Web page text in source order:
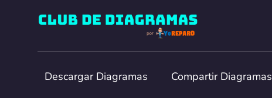
Club de Diagramas
Descargar Diagramas Compartir Diagramas